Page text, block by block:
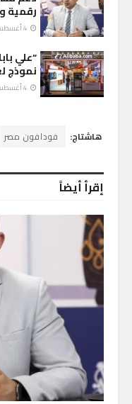
رقمية
“علي
نموذج
هاشتاج: فودافون مصر
إقرأ أيضاً